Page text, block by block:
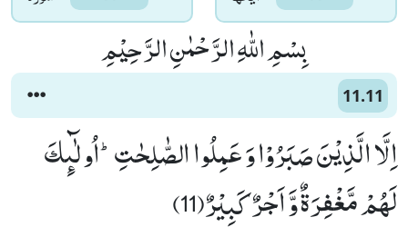
بِسْمِ اللّٰهِ الرَّحْمٰنِ الرَّحِیْمِ
11.11
اِلَّا الَّذِیْنَ صَبَرُوْا وَ عَمِلُوا الصّٰلِحٰتِؕ-اُولٰٓىٕكَ
لَهُمْ مَّغْفِرَةٌ وَّ اَجْرٌ كَبِیْرٌ(11)